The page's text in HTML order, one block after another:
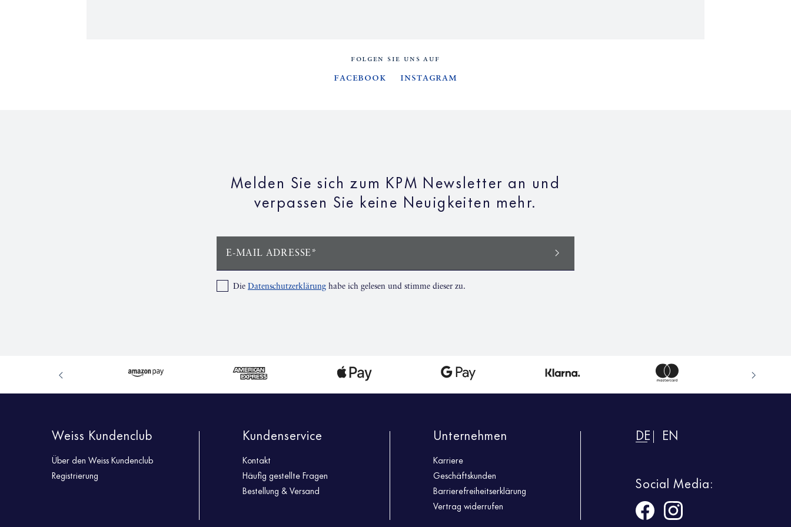
FOLGEN SIE UNS AUF
Facebook Instagram
Melden Sie sich zum KPM Newsletter an und
verpassen Sie keine Neuigkeiten mehr.
E-MAIL ADRESSE*
Die Datenschutzerklärung habe ich gelesen und stimme dieser zu.
Weiss Kundenclub
Über den Weiss Kundenclub
Registrierung
Kundenservice
Kontakt
Häufig gestellte Fragen
Bestellung & Versand
Unternehmen
Karriere
Geschäftskunden
Barrierefreiheitserklärung
Vertrag widerrufen
DE EN
Social Media: